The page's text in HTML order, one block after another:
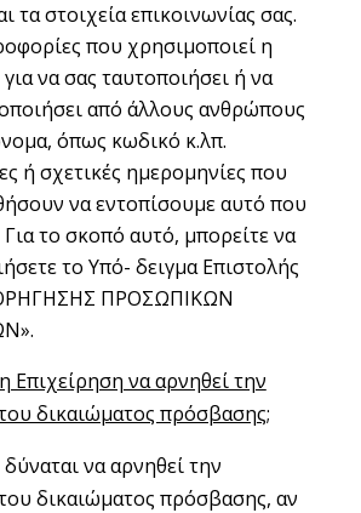
τα στοιχεία επικοινωνίας σας.
που χρησιμοποιεί η
να σας ταυτοποιήσει ή να
από άλλους ανθρώπους
όπως κωδικό κ.λπ.
ή σχετικές ημερομηνίες που
να εντοπίσουμε αυτό που
Για το σκοπό αυτό, μπορείτε να
το Υπό- δειγμα Επιστολής
ΠΡΟΣΩΠΙΚΩΝ
Επιχείρηση να αρνηθεί την
δικαιώματος πρόσβασης;
να αρνηθεί την
δικαιώματος πρόσβασης, αν